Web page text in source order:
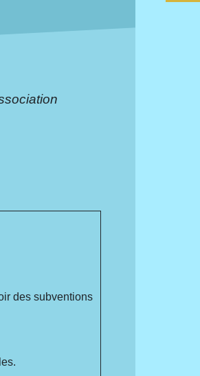
des subventions